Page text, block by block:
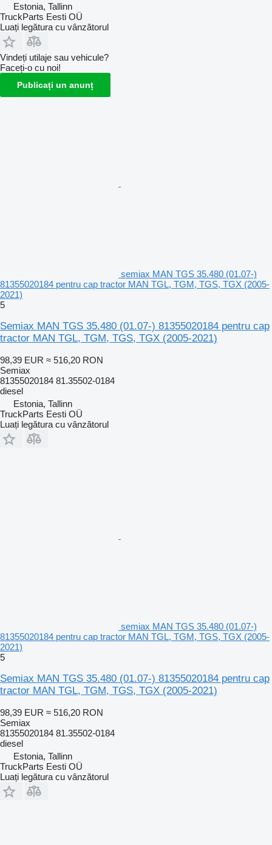
Estonia, Tallinn
TruckParts Eesti OÜ
Luați legătura cu vânzătorul
Vindeți utilaje sau vehicule?
Faceți-o cu noi!
Publicați un anunț
semiax MAN TGS 35.480 (01.07-)
81355020184 pentru cap tractor MAN TGL, TGM, TGS, TGX (2005-
2021)
5
Semiax MAN TGS 35.480 (01.07-) 81355020184 pentru cap
tractor MAN TGL, TGM, TGS, TGX (2005-2021)
98,39 EUR ≈ 516,20 RON
Semiax
81355020184 81.35502-0184
diesel
Estonia, Tallinn
TruckParts Eesti OÜ
Luați legătura cu vânzătorul
semiax MAN TGS 35.480 (01.07-)
81355020184 pentru cap tractor MAN TGL, TGM, TGS, TGX (2005-
2021)
5
Semiax MAN TGS 35.480 (01.07-) 81355020184 pentru cap
tractor MAN TGL, TGM, TGS, TGX (2005-2021)
98,39 EUR ≈ 516,20 RON
Semiax
81355020184 81.35502-0184
diesel
Estonia, Tallinn
TruckParts Eesti OÜ
Luați legătura cu vânzătorul